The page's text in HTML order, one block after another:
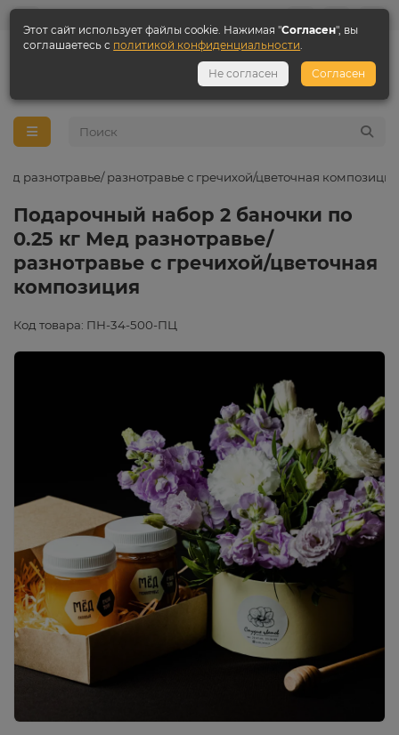
+7 3822 984 618
+7 923 407 65 00
разнотравье/ разнотравье с гречихой/цветочная композиция
Подарочный набор 2 баночки по
0.25 кг Мед разнотравье/
разнотравье с гречихой/цветочная
композиция
Код товара: ПН-34-500-ПЦ
Этот сайт использует файлы cookie. Нажимая "Согласен", вы
соглашаетесь с политикой конфиденциальности.
Не согласен Согласен